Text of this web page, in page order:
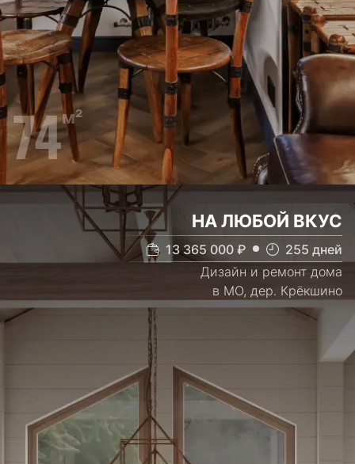
74м²
НА ЛЮБОЙ ВКУС
13 365 000 ₽ 255 дней
Дизайн и ремонт дома
в МО, дер. Крёкшино